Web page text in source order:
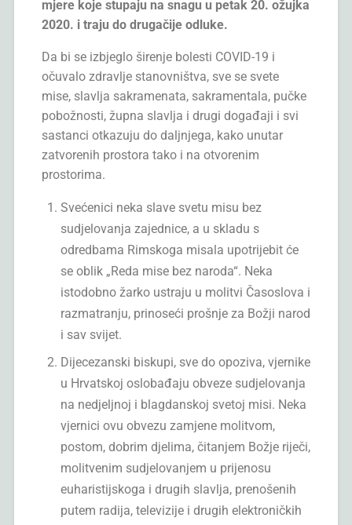
mjere koje stupaju na snagu u petak 20. ožujka
2020. i traju do drugačije odluke.
Da bi se izbjeglo širenje bolesti COVID-19 i
očuvalo zdravlje stanovništva, sve se svete
mise, slavlja sakramenata, sakramentala, pučke
pobožnosti, župna slavlja i drugi događaji i svi
sastanci otkazuju do daljnjega, kako unutar
zatvorenih prostora tako i na otvorenim
prostorima.
Svećenici neka slave svetu misu bez
sudjelovanja zajednice, a u skladu s
odredbama Rimskoga misala upotrijebit će
se oblik „Reda mise bez naroda“. Neka
istodobno žarko ustraju u molitvi Časoslova i
razmatranju, prinoseći prošnje za Božji narod
i sav svijet.
Dijecezanski biskupi, sve do opoziva, vjernike
u Hrvatskoj oslobađaju obveze sudjelovanja
na nedjeljnoj i blagdanskoj svetoj misi. Neka
vjernici ovu obvezu zamjene molitvom,
postom, dobrim djelima, čitanjem Božje riječi,
molitvenim sudjelovanjem u prijenosu
euharistijskoga i drugih slavlja, prenošenih
putem radija, televizije i drugih elektroničkih